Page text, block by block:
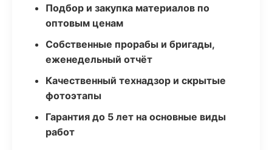
Подбор и закупка материалов по
оптовым ценам
Собственные прорабы и бригады,
еженедельный отчёт
Качественный технадзор и скрытые
фотоэтапы
Гарантия до 5 лет на основные виды
работ